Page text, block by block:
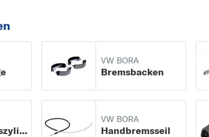
VW BORA
Bremsbacken
Hauptbremszylinder
VW BORA
Handbremsseil